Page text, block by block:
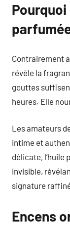
Contrairement
révèle la
gouttes
heures. Elle
Les amateurs
intime et
délicate, l’huile
invisible,
signature
Encens